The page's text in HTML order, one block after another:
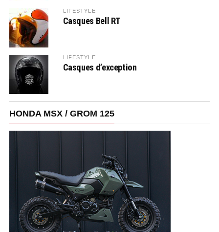
LIFESTYLE
Casques Bell RT
LIFESTYLE
Casques d’exception
HONDA MSX / GROM 125